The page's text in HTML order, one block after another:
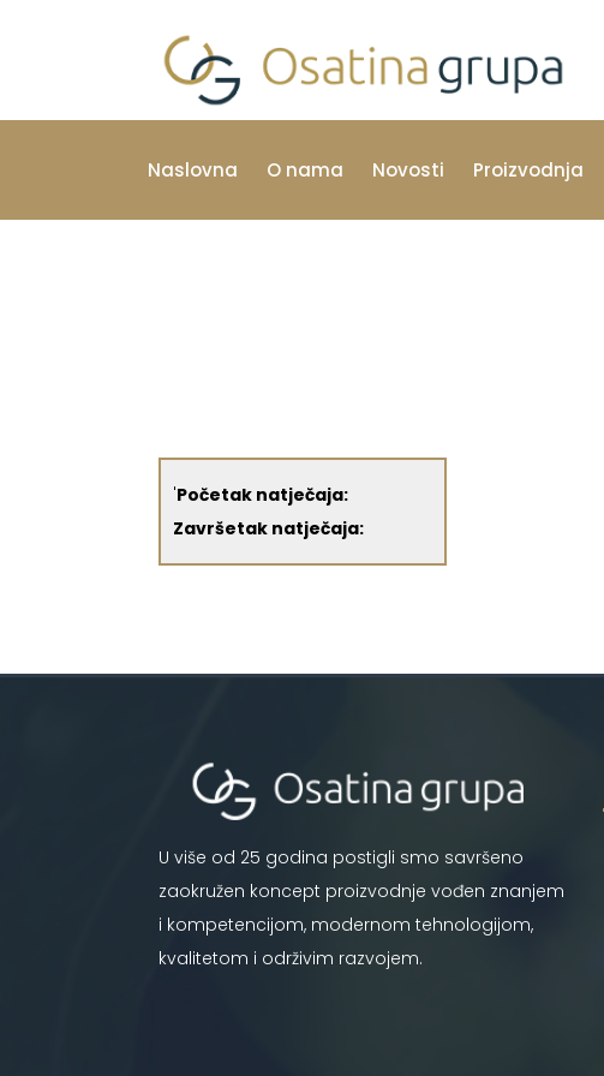
Naslovna O nama Novosti Proizvodnja
'Početak natječaja:
Završetak natječaja:
U više od 25 godina postigli smo savršeno
zaokružen koncept proizvodnje vođen znanjem
i kompetencijom, modernom tehnologijom,
kvalitetom i održivim razvojem.